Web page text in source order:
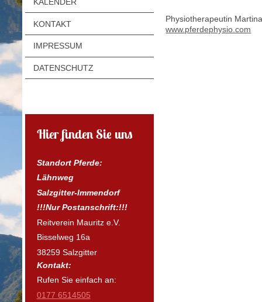
KONTAKT
IMPRESSUM
DATENSCHUTZ
Hier finden Sie uns
Standort Pferde:
Lähnweg
Salzgitter-Immendorf
!!!Nur Postanschrift:!!!
Reitverein Mauritz e.V.
Bisselweg 16a
38259 Salzgitter
Kontakt:
Rufen Sie einfach an:
0177 6514505
Physiotherapeutin
www.pferdephysio.com